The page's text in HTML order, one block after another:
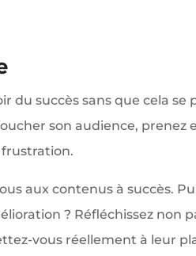
du succès sans que cela
son audience,
aux contenus à succès.
? Réfléchissez non
vous réellement à leur